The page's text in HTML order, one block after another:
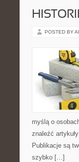
POSTED BY
myślą o
znaleźć
Publikacje są
szybko […]